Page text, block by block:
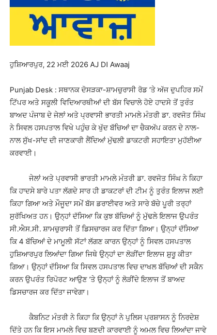
ਹੁਸ਼ਿਆਰਪੁਰ, 22 ਮਈ 2026 AJ DI Awaaj
Punjab Desk : ਸਥਾਨਕ ਦੋਸੜਕਾ-ਸ਼ਾਮਚੁਰਾਸੀ ਰੋਡ ‘ਤੇ ਅੱਜ ਦੁਪਹਿਰ ਸਮੇਂ
ਟਿੱਪਰ ਅਤੇ ਸਕੂਲੀ ਵਿਦਿਆਰਥੀਆਂ ਦੀ ਬੱਸ ਵਿਚਾਲੇ ਹੋਏ ਹਾਦਸੇ ਤੋਂ ਤੁਰੰਤ
ਬਾਅਦ ਪੰਜਾਬ ਦੇ ਜੇਲਾਂ ਅਤੇ ਪ੍ਰਵਾਸੀ ਭਾਰਤੀ ਮਾਮਲੇ ਮੰਤਰੀ ਡਾ. ਰਵਜੋਤ ਸਿੰਘ
ਨੇ ਸਿਵਲ ਹਸਪਤਾਲ ਵਿਖੇ ਪਹੁੰਚ ਕੇ ਖੁੱਦ ਬੱਚਿਆਂ ਦਾ ਚੈਕਅੱਪ ਕਰਨ ਦੇ ਨਾਲ-
ਨਾਲ ਸੁੱਖ-ਸਾਂਦ ਦੀ ਜਾਣਕਾਰੀ ਲੈਂਦਿਆਂ ਮੁੱਢਲੀ ਡਾਕਟਰੀ ਸਹਾਇਤਾ ਮੁਹੱਈਆ
ਕਰਵਾਈ।
ਜੇਲਾਂ ਅਤੇ ਪ੍ਰਵਾਸੀ ਭਾਰਤੀ ਮਾਮਲੇ ਮੰਤਰੀ ਡਾ. ਰਵਜੋਤ ਸਿੰਘ ਨੇ ਕਿਹਾ
ਕਿ ਹਾਦਸੇ ਬਾਰੇ ਪਤਾ ਲੱਗਦੇ ਸਾਰ ਹੀ ਡਾਕਟਰਾਂ ਦੀ ਟੀਮ ਨੂੰ ਤੁਰੰਤ ਇਲਾਜ ਲਈ
ਕਿਹਾ ਗਿਆ ਅਤੇ ਮੌਜੂਦਾ ਸਮੇਂ ਬੱਸ ਡਰਾਈਵਰ ਅਤੇ ਸਾਰੇ ਬੱਚੇ ਪੂਰੀ ਤਰ੍ਹਾਂ
ਸੁਰੱਖਿਅਤ ਹਨ। ਉਨ੍ਹਾਂ ਦੱਸਿਆ ਕਿ ਕੁਝ ਬੱਚਿਆਂ ਨੂੰ ਮੁੱਢਲੇ ਇਲਾਜ ਉਪਰੰਤ
ਸੀ.ਐਸ.ਸੀ. ਸ਼ਾਮਚੁਰਾਸੀ ਤੋਂ ਡਿਸਚਾਰਜ ਕਰ ਦਿੱਤਾ ਗਿਆ। ਉਨ੍ਹਾਂ ਦੱਸਿਆ
ਕਿ 4 ਬੱਚਿਆਂ ਦੇ ਮਾਮੂਲੀ ਸੱਟਾਂ ਲੱਗਣ ਕਾਰਨ ਉਨ੍ਹਾਂ ਨੂੰ ਸਿਵਲ ਹਸਪਤਾਲ
ਹੁਸ਼ਿਆਰਪੁਰ ਲਿਆਂਦਾ ਗਿਆ ਜਿਥੇ ਉਨ੍ਹਾਂ ਦਾ ਲੋੜੀਂਦਾ ਇਲਾਜ ਸ਼ੁਰੂ ਕੀਤਾ
ਗਿਆ। ਉਨ੍ਹਾਂ ਦੱਸਿਆ ਕਿ ਸਿਵਲ ਹਸਪਤਾਲ ਵਿਚ ਦਾਖਲ ਬੱਚਿਆਂ ਦੀ ਸਕੈਨ
ਕਰਨ ਉਪਰੰਤ ਰਿਪੋਰਟ ਆਉਣ ‘ਤੇ ਉਨ੍ਹਾਂ ਨੂੰ ਲੋੜੀਂਦੇ ਇਲਾਜ ਤੋਂ ਬਾਅਦ
ਡਿਸਚਾਰਜ ਕਰ ਦਿੱਤਾ ਜਾਵੇਗਾ।
ਕੈਬਨਿਟ ਮੰਤਰੀ ਨੇ ਕਿਹਾ ਕਿ ਉਨ੍ਹਾਂ ਨੇ ਪੁਲਿਸ ਪ੍ਰਸ਼ਾਸਨ ਨੂੰ ਨਿਰਦੇਸ਼
ਦਿੱਤੇ ਹਨ ਕਿ ਇਸ ਮਾਮਲੇ ਵਿਚ ਬਣਦੀ ਕਾਰਵਾਈ ਨੂੰ ਅਮਲ ਵਿਚ ਲਿਆਂਦਾ ਜਾਵੇ